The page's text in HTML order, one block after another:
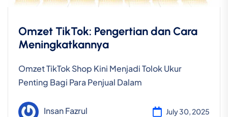
Omzet TikTok: Pengertian dan Cara
Meningkatkannya
Omzet TikTok Shop Kini Menjadi Tolok Ukur
Penting Bagi Para Penjual Dalam
Insan Fazrul July 30, 2025